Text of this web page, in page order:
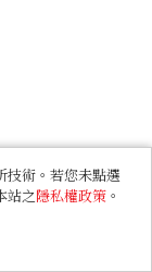
技術。若您未點選
站之隱私權政策 。